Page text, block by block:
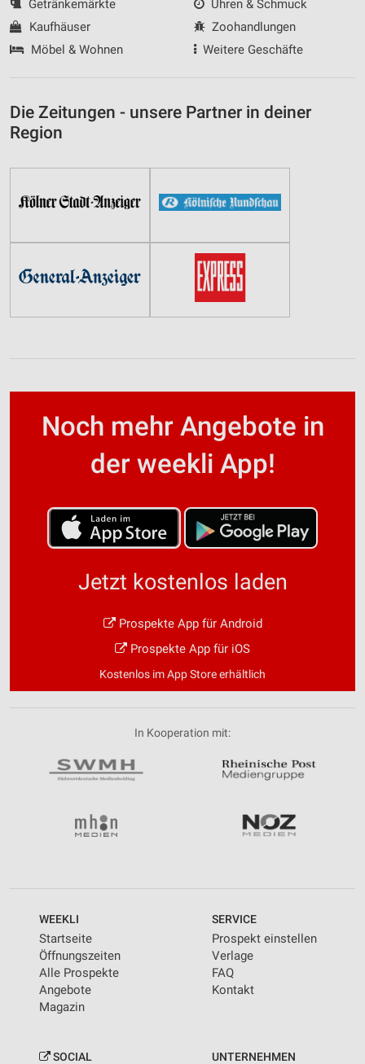
Getränkemärkte
Kaufhäuser
Möbel & Wohnen
Uhren & Schmuck
Zoohandlungen
Weitere Geschäfte
Die Zeitungen - unsere Partner in deiner
Region
Noch mehr Angebote in
der weekli App!
Jetzt kostenlos laden
Prospekte App für Android
Prospekte App für iOS
Kostenlos im App Store erhältlich
In Kooperation mit:
WEEKLI
Startseite
Öffnungszeiten
Alle Prospekte
Angebote
Magazin
SERVICE
Prospekt einstellen
Verlage
FAQ
Kontakt
SOCIAL UNTERNEHMEN